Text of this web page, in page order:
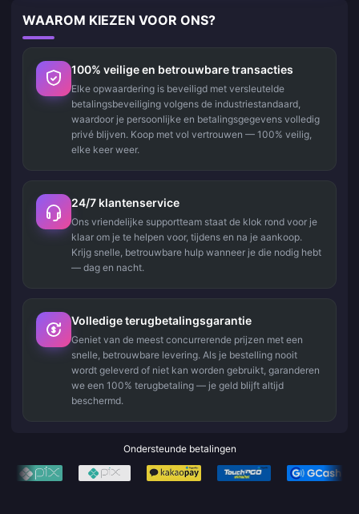
WAAROM KIEZEN VOOR ONS?
100% veilige en betrouwbare transacties
Elke opwaardering is beveiligd met versleutelde
betalingsbeveiliging volgens de industriestandaard,
waardoor je persoonlijke en betalingsgegevens volledig
privé blijven. Koop met vol vertrouwen — 100% veilig,
elke keer weer.
24/7 klantenservice
Ons vriendelijke supportteam staat de klok rond voor je
klaar om je te helpen voor, tijdens en na je aankoop.
Krijg snelle, betrouwbare hulp wanneer je die nodig hebt
— dag en nacht.
Volledige terugbetalingsgarantie
Geniet van de meest concurrerende prijzen met een
snelle, betrouwbare levering. Als je bestelling nooit
wordt geleverd of niet kan worden gebruikt, garanderen
we een 100% terugbetaling — je geld blijft altijd
beschermd.
Ondersteunde betalingen